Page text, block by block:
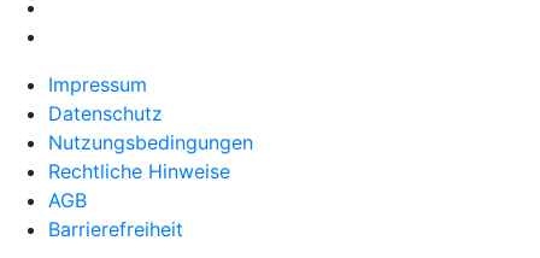
Impressum
Datenschutz
Nutzungsbedingungen
Rechtliche Hinweise
AGB
Barrierefreiheit